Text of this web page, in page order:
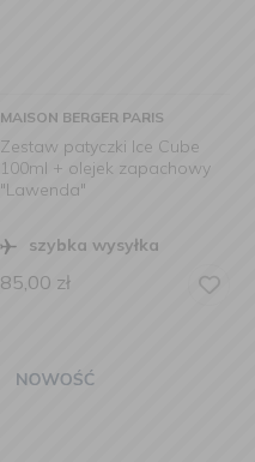
MAISON BERGER PARIS
Zestaw patyczki Ice Cube
100ml + olejek zapachowy
"Lawenda"
szybka wysyłka
85,00 zł